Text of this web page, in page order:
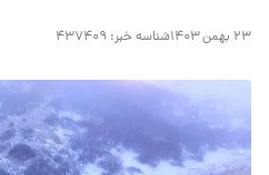
۲۳ بهمن ۱۴۰۳ شناسه خبر: ۴۳۷۴۰۹